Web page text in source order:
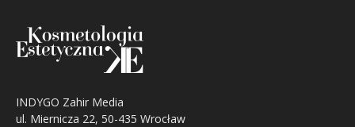
INDYGO Zahir Media
ul. Miernicza 22, 50-435 Wrocław